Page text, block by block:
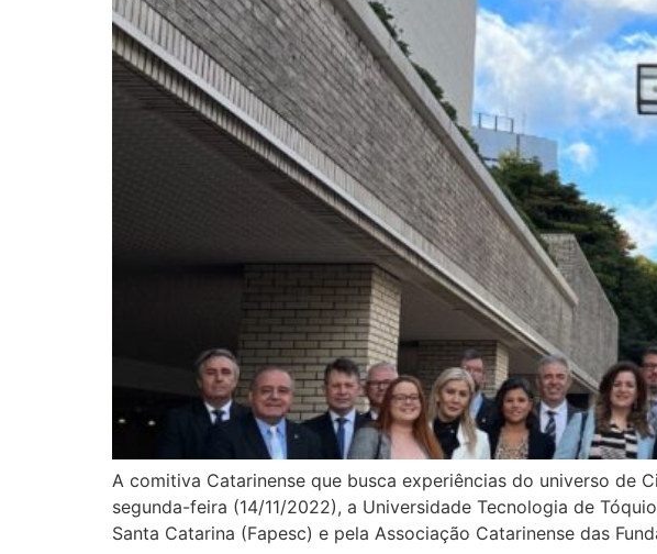
A comitiva Catarinense que busca experiências do universo de
segunda-feira (14/11/2022), a Universidade Tecnologia de
Santa Catarina (Fapesc) e pela Associação Catarinense das